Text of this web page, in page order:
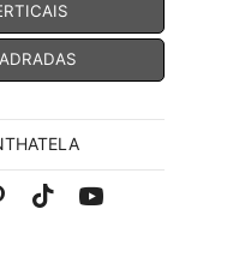
Pinterest
Tik-Youtube